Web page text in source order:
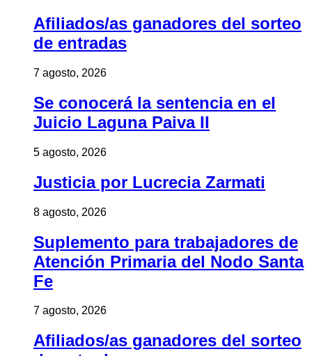
Afiliados/as ganadores del sorteo
de entradas
7 agosto, 2026
Se conocerá la sentencia en el
Juicio Laguna Paiva II
5 agosto, 2026
Justicia por Lucrecia Zarmati
8 agosto, 2026
Suplemento para trabajadores de
Atención Primaria del Nodo Santa
Fe
7 agosto, 2026
Afiliados/as ganadores del sorteo